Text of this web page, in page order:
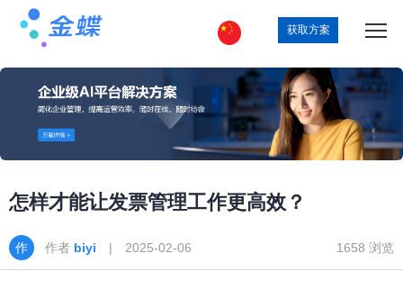
获取方案
怎样才能让发票管理工作更高效？
作者 biyi | 2025-02-06 1658 浏览